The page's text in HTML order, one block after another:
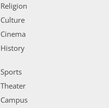
Religion
Culture
Cinema
History
Sports
Theater
Campus